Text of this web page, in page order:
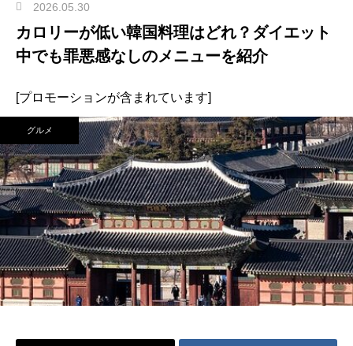
2026.05.30
カロリーが低い韓国料理はどれ？ダイエット
中でも罪悪感なしのメニューを紹介
[プロモーションが含まれています]
グルメ